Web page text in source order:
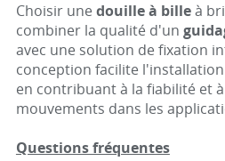
Choisir une douille à billeà
combiner la qualité d'un
avec une solution de fixation
conception facilite
en contribuant à la fiabilité et
mouvements dans les
Questions fréquentes